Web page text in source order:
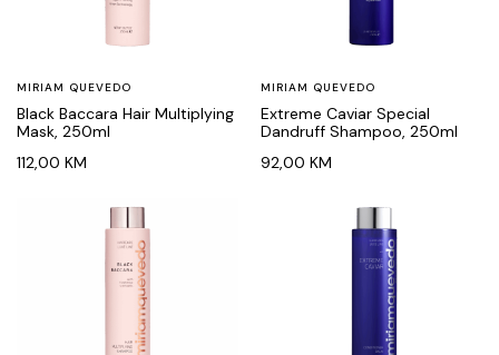
MIRIAM QUEVEDO
Black Baccara Hair Multiplying
Mask, 250ml
112,00 KM
MIRIAM QUEVEDO
Extreme Caviar Special
Dandruff Shampoo, 250ml
92,00 KM